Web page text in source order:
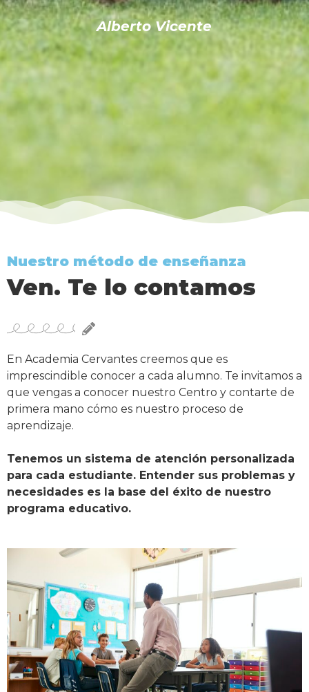
Alberto Vicente
Nuestro método de enseñanza
Ven. Te lo contamos
En Academia Cervantes creemos que es
imprescindible conocer a cada alumno. Te invitamos a
que vengas a conocer nuestro Centro y contarte de
primera mano cómo es nuestro proceso de
aprendizaje.
Tenemos un sistema de atención personalizada
para cada estudiante. Entender sus problemas y
necesidades es la base del éxito de nuestro
programa educativo.